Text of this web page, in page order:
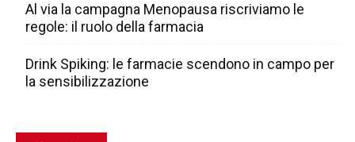
Al via la campagna Menopausa riscriviamo le
regole: il ruolo della farmacia
Drink Spiking: le farmacie scendono in campo per
la sensibilizzazione